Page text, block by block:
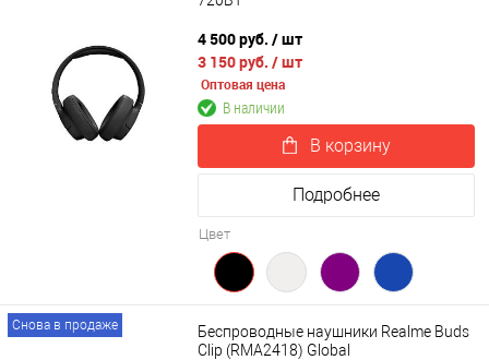
4 500 руб. / шт
3 150 руб. / шт
Оптовая цена
В наличии
В корзину
Подробнее
Цвет
Снова в продаже
Беспроводные наушники Realme Buds
Clip (RMA2418) Global